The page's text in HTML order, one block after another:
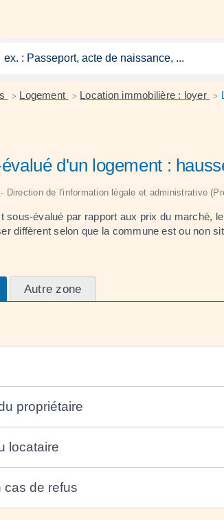
> Logement > Location immobilière : loyer >
évalué d'un logement :
- Direction de l'information légale et administrative
sous-évalué par rapport aux prix du marché,
diffèrent selon que la commune est ou non
Autre zone
propriétaire
locataire
cas de refus